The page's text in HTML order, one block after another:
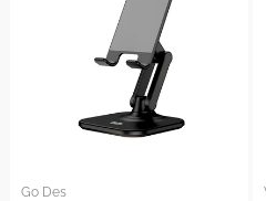
Go Des